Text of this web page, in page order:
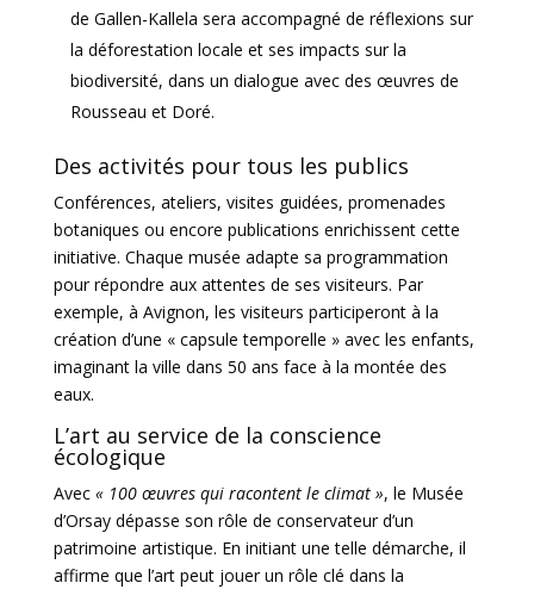
de Gallen-Kallela sera accompagné de réflexions sur
la déforestation locale et ses impacts sur la
biodiversité, dans un dialogue avec des œuvres de
Rousseau et Doré.
Des activités pour tous les publics
Conférences, ateliers, visites guidées, promenades
botaniques ou encore publications enrichissent cette
initiative. Chaque musée adapte sa programmation
pour répondre aux attentes de ses visiteurs. Par
exemple, à Avignon, les visiteurs participeront à la
création d’une « capsule temporelle » avec les enfants,
imaginant la ville dans 50 ans face à la montée des
eaux.
L’art au service de la conscience
écologique
Avec « 100 œuvres qui racontent le climat », le Musée
d’Orsay dépasse son rôle de conservateur d’un
patrimoine artistique. En initiant une telle démarche, il
affirme que l’art peut jouer un rôle clé dans la